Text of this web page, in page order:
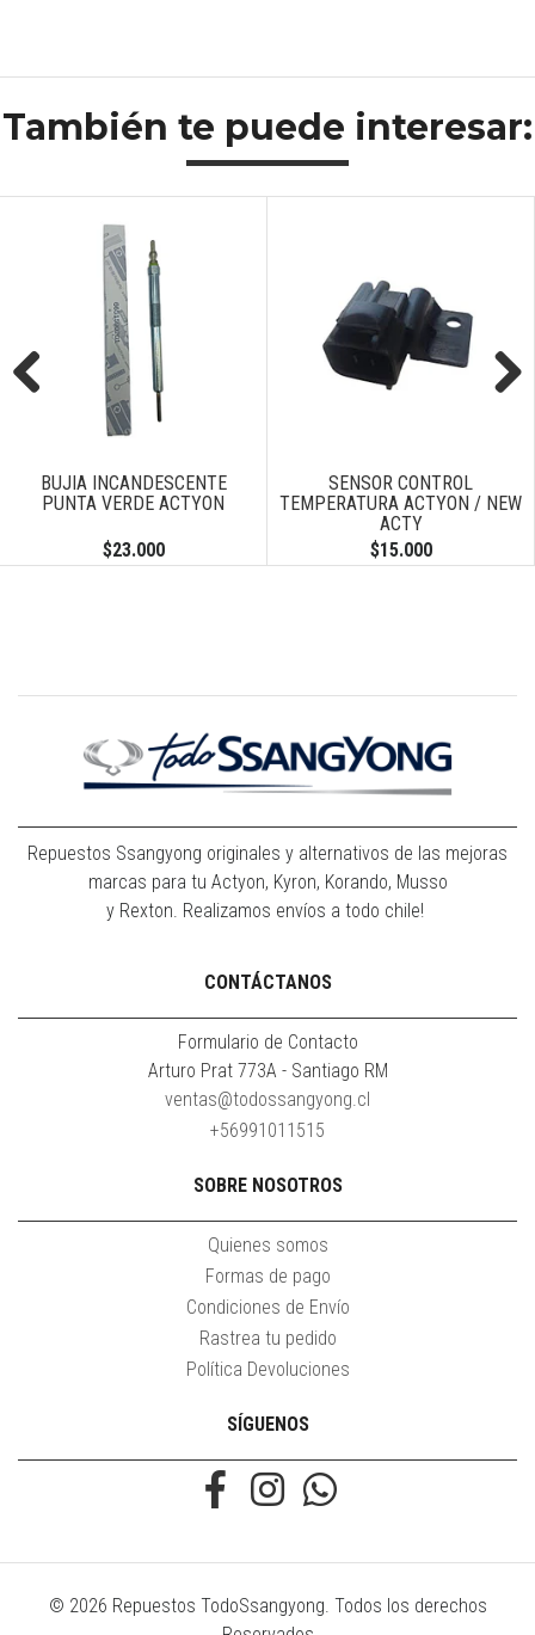
También te puede interesar:
BUJIA INCANDESCENTE
PUNTA VERDE ACTYON
$23.000
SENSOR CONTROL
TEMPERATURA ACTYON / NEW
ACTY
$15.000
Repuestos Ssangyong originales y alternativos de las mejoras
marcas para tu Actyon, Kyron, Korando, Musso
y Rexton. Realizamos envíos a todo chile!
CONTÁCTANOS
Formulario de Contacto
Arturo Prat 773A - Santiago RM
ventas@todossangyong.cl
+56991011515
SOBRE NOSOTROS
Quienes somos
Formas de pago
Condiciones de Envío
Rastrea tu pedido
Política Devoluciones
SÍGUENOS
© 2026 Repuestos TodoSsangyong. Todos los derechos